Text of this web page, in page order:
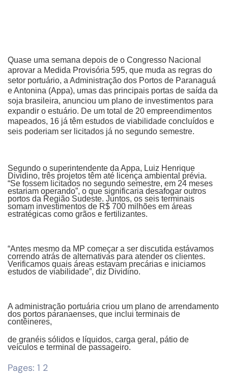
Quase uma semana depois de o Congresso Nacional
aprovar a Medida Provisória 595, que muda as regras do
setor portuário, a Administração dos Portos de Paranaguá
e Antonina (Appa), umas das principais portas de saída da
soja brasileira, anunciou um plano de investimentos para
expandir o estuário. De um total de 20 empreendimentos
mapeados, 16 já têm estudos de viabilidade concluídos e
seis poderiam ser licitados já no segundo semestre.
Segundo o superintendente da Appa, Luiz Henrique
Dividino, três projetos têm até licença ambiental prévia.
“Se fossem licitados no segundo semestre, em 24 meses
estariam operando”, o que significaria desafogar outros
portos da Região Sudeste. Juntos, os seis terminais
somam investimentos de R$ 700 milhões em áreas
estratégicas como grãos e fertilizantes.
“Antes mesmo da MP começar a ser discutida estávamos
correndo atrás de alternativas para atender os clientes.
Verificamos quais áreas estavam precárias e iniciamos
estudos de viabilidade”, diz Dividino.
A administração portuária criou um plano de arrendamento
dos portos paranaenses, que inclui terminais de
contêineres,
de granéis sólidos e líquidos, carga geral, pátio de
veículos e terminal de passageiro.
Pages: 1 2